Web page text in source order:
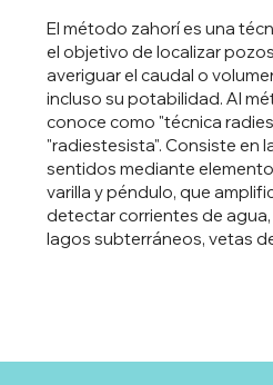
El método zahorí es una
el objetivo de localizar
averiguar el caudal o
incluso su potabilidad. Al
conoce como "técnica
"radiestesista". Consiste en
sentidos mediante
varilla y péndulo, que
detectar corrientes de
lagos subterráneos, vetas